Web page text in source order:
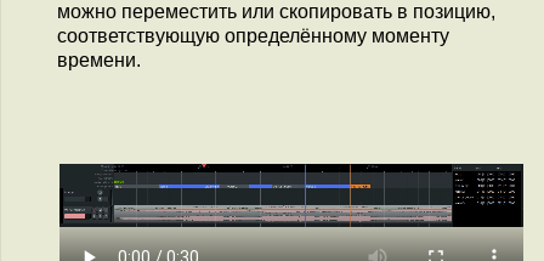
можно переместить или скопировать в позицию,
соответствующую определённому моменту
времени.